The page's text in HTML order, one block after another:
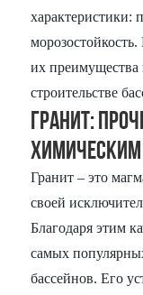
характеристики:
их преимущества
строительстве
Гранит:
Гранит – это
своей
Благодаря этим
самых
бассейнов. Его